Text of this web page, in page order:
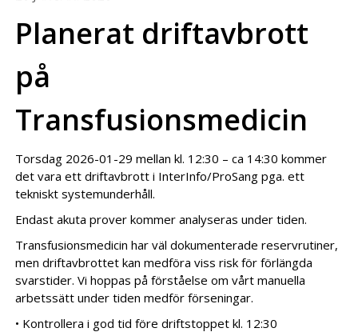
Planerat driftavbrott
på
Transfusionsmedicin
Torsdag 2026-01-29 mellan kl. 12:30 – ca 14:30 kommer
det vara ett driftavbrott i InterInfo/ProSang pga. ett
tekniskt systemunderhåll.
Endast akuta prover kommer analyseras under tiden.
Transfusionsmedicin har väl dokumenterade reservrutiner,
men driftavbrottet kan medföra viss risk för förlängda
svarstider. Vi hoppas på förståelse om vårt manuella
arbetssätt under tiden medför förseningar.
• Kontrollera i god tid före driftstoppet kl. 12:30